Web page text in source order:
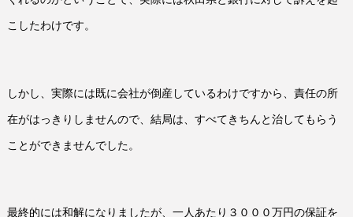
こしたわけです。
しかし、実際には既に会社が倒産しているわけですから、責任の所
在がはっきりしませんので、結局は、すべてきちんと治してもらう
ことができませんでした。
最終的には和解になりましたが、一人あたり３０００万円の保証を